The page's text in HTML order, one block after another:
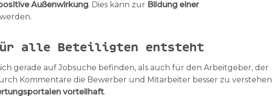
Außenwirkung. Dies kann zur Bildung einer
für alle Beteiligten entsteht
gerade auf Jobsuche befinden, als auch für den Arbeitgeber, der
Kommentare die Bewerber und Mitarbeiter besser zu verstehen
vorteilhaft.